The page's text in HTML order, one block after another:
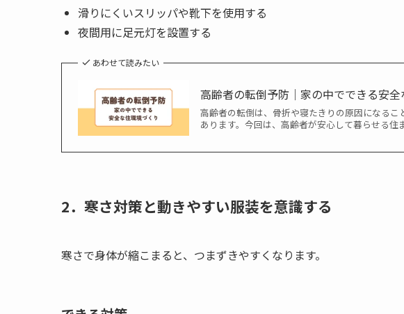
滑りにくいスリッパや靴下を使用する
夜間用に足元灯を設置する
あわせて読みたい
高齢者の転倒予防｜家の中でできる安全
高齢者の転倒は、骨折や寝たきりの原因になる
あります。今回は、高齢者が安心して暮らせる
2．寒さ対策と動きやすい服装を意識する
寒さで身体が縮こまると、つまずきやすくなります。